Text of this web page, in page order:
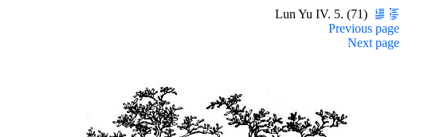
Lun Yu IV. 5. (71)
Previous page
Next page